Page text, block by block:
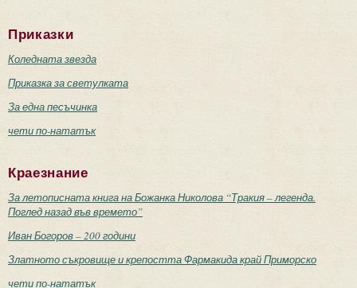
Приказки
Коледната звезда
Приказка за светулката
За една песъчинка
чети по-нататък
Краезнание
За летописната книга на Божанка Николова “Тракия – легенда.
Поглед назад във времето”
Иван Богоров – 200 години
Златното съкровище и крепостта Фармакида край Приморско
чети по-нататък